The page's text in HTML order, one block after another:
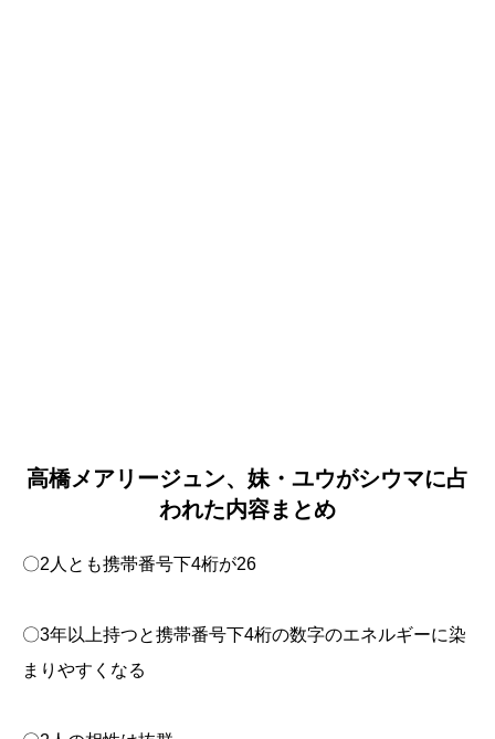
高橋メアリージュン、妹・ユウがシウマに占
われた内容まとめ
〇2人とも携帯番号下4桁が26
〇3年以上持つと携帯番号下4桁の数字のエネルギーに染
まりやすくなる